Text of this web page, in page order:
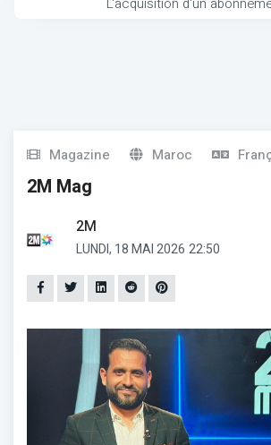
Magazine Maroc
2M Mag
2M
LUNDI, 18 MAI 2026 22:50